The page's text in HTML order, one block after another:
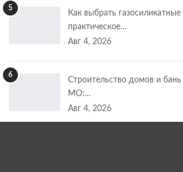
5
Как выбрать
практическое…
Авг 4, 2026
6
Строительство домов и
МО:…
Авг 4, 2026